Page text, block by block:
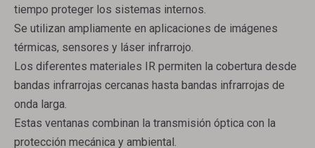
tiempo proteger los sistemas internos.
Se utilizan ampliamente en aplicaciones de imágenes
térmicas, sensores y láser infrarrojo.
Los diferentes materiales IR permiten la cobertura desde
bandas infrarrojas cercanas hasta bandas infrarrojas de
onda larga.
Estas ventanas combinan la transmisión óptica con la
protección mecánica y ambiental.